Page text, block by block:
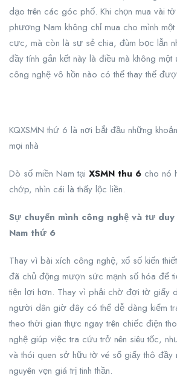
dạo trên các góc phố. Khi chọn mua vài
phương Nam không chỉ mua cho mình
cực, mà còn là sự sẻ chia, đùm bọc lẫn
đầy tính gắn kết này là điều mà không
công nghệ vô hồn nào có thể thay thế
KQXSMN thứ 6 là nơi bắt đầu những
mọi nhà
Dò số miền Nam tại XSMN thu 6 cho nó
chớp, nhìn cái là thấy lộc liền.
Sự chuyển mình công nghệ và tư
Nam thứ 6
Thay vì bài xích công nghệ, xổ số kiến
đã chủ động mượn sức mạnh số hóa để
tiện lợi hơn. Thay vì phải chờ đợi tờ giấy
người dân giờ đây có thể dễ dàng kiểm
theo thời gian thực ngay trên chiếc điện
nghệ giúp việc tra cứu trở nên siêu tốc,
và thói quen sở hữu tờ vé số giấy thô đầy
nguyên vẹn giá trị tinh thần.